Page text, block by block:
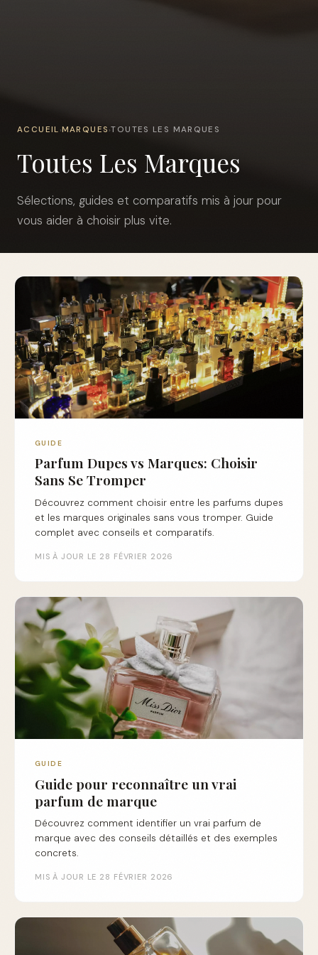
ACCUEIL ›MARQUES ›TOUTES LES MARQUES
Toutes Les Marques
Sélections, guides et comparatifs mis à jour pour
vous aider à choisir plus vite.
GUIDE
Parfum Dupes vs Marques: Choisir
Sans Se Tromper
Découvrez comment choisir entre les parfums dupes
et les marques originales sans vous tromper. Guide
complet avec conseils et comparatifs.
MIS À JOUR LE 28 FÉVRIER 2026
GUIDE
Guide pour reconnaître un vrai
parfum de marque
Découvrez comment identifier un vrai parfum de
marque avec des conseils détaillés et des exemples
concrets.
MIS À JOUR LE 28 FÉVRIER 2026